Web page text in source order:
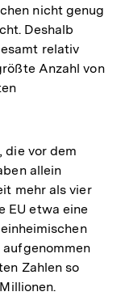
nicht genug
Deshalb
relativ
Anzahl von
die vor dem
allein
mehr als vier
EU etwa eine
aufgenommen
Zahlen so